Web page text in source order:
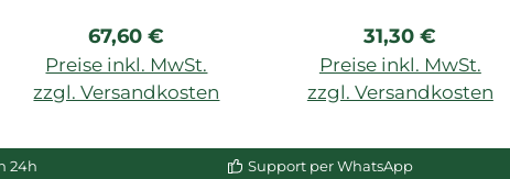
Regulärer Preis:
67,60 €
Preise inkl. MwSt.
zzgl. Versandkosten
Regulärer Preis:
31,30 €
Preise inkl. MwSt.
zzgl. Versandkosten
24h Support per WhatsApp